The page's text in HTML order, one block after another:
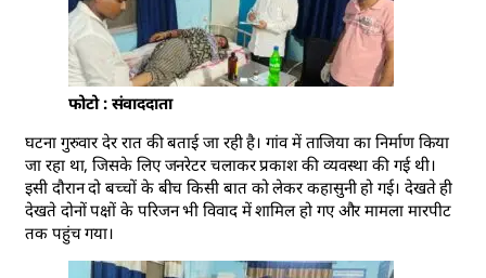
फोटो : संवाददाता
घटना गुरुवार देर रात की बताई जा रही है। गांव में ताजिया का निर्माण किया
जा रहा था, जिसके लिए जनरेटर चलाकर प्रकाश की व्यवस्था की गई थी।
इसी दौरान दो बच्चों के बीच किसी बात को लेकर कहासुनी हो गई। देखते ही
देखते दोनों पक्षों के परिजन भी विवाद में शामिल हो गए और मामला मारपीट
तक पहुंच गया।